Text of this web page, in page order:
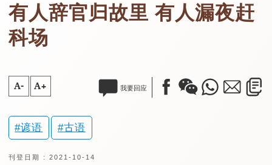
有人辞官归故里 有人漏夜赶
科场
A- A+ 我要回应
谚语 古语
刊登日期 : 2021-10-14